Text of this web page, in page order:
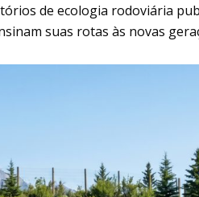
de ecologia rodoviária
suas rotas às novas